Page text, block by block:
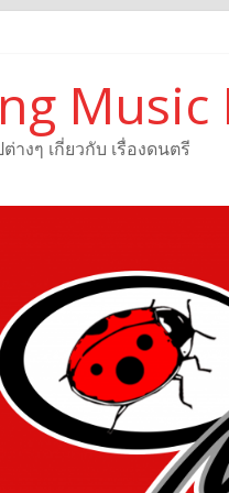
Music
งๆ เกี่ยวกับ เรื่องดนตรี